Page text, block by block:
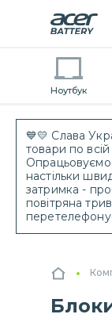
💙💛 Слава
товари по
Опрацьовуємо
настільки
затримка -
повітряна
Ноутбук